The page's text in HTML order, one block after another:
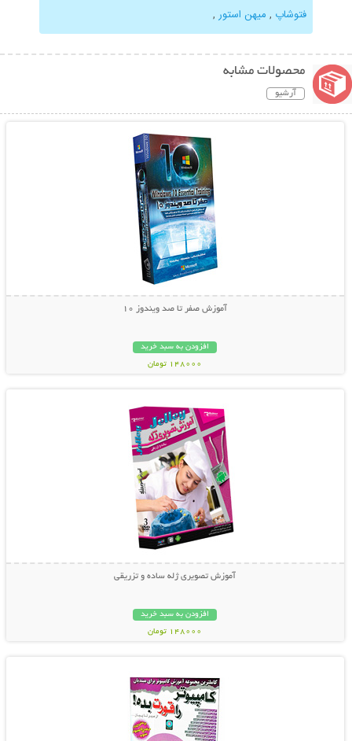
فتوشاپ , میهن استور ,
محصولات مشابه
آرشیو
آموزش صفر تا صد ویندوز 10
افزودن به سبد خرید
148000 تومان
آموزش تصویری ژله ساده و تزریقی
افزودن به سبد خرید
148000 تومان